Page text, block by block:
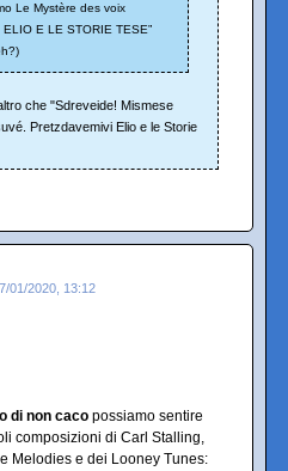
Le Mystère des voix
E LE STORIE TESE”
che "Sdreveide! Mismese
Pretzdavemivi Elio e le Storie
01/2020, 13:12
di non caco possiamo sentire
composizioni di Carl Stalling,
Melodies e dei Looney Tunes: